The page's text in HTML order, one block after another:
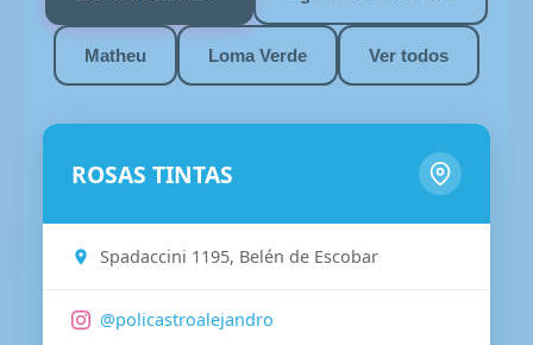
Matheu Loma Verde Ver todos
ROSAS TINTAS
Spadaccini 1195, Belén de Escobar
@policastroalejandro